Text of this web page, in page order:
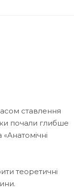
ставлення
почали глибше
теоретичні